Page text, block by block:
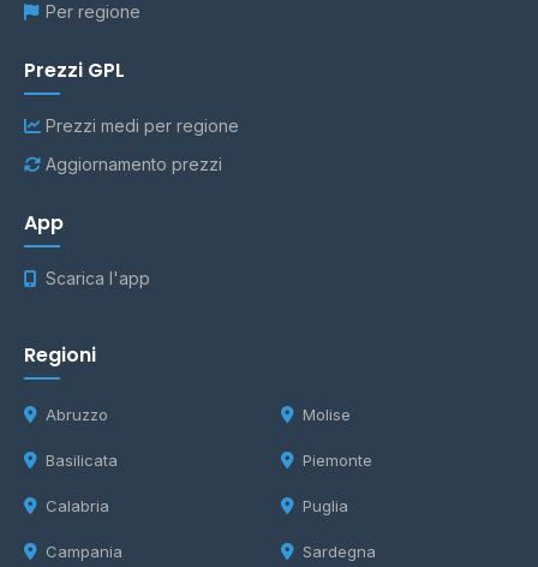
Per regione
Prezzi GPL
Prezzi medi per regione
Aggiornamento prezzi
App
Scarica l'app
Regioni
Abruzzo
Basilicata
Calabria
Campania
Molise
Piemonte
Puglia
Sardegna